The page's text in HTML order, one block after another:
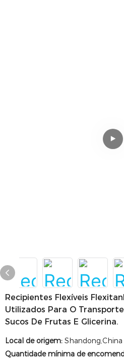
Recipientes Flexíveis
Utilizados Para O
Sucos De Frutas E Glicerina.
Local de origem: Shandong,China
Quantidade mínima de